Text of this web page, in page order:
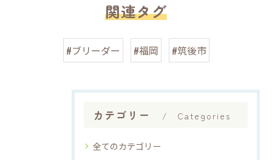
関連タグ
#ブリーダー #福岡 #筑後市
カテゴリー Categories
全てのカテゴリー